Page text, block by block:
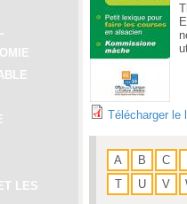
LES
Télécharger le
A B C
T
U V